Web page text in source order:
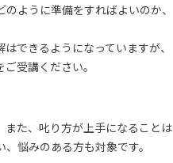
ように準備をすればよいのか、
できるようになっていますが、
受講ください。
た、叱り方が上手になることは
悩みのある方も対象です。